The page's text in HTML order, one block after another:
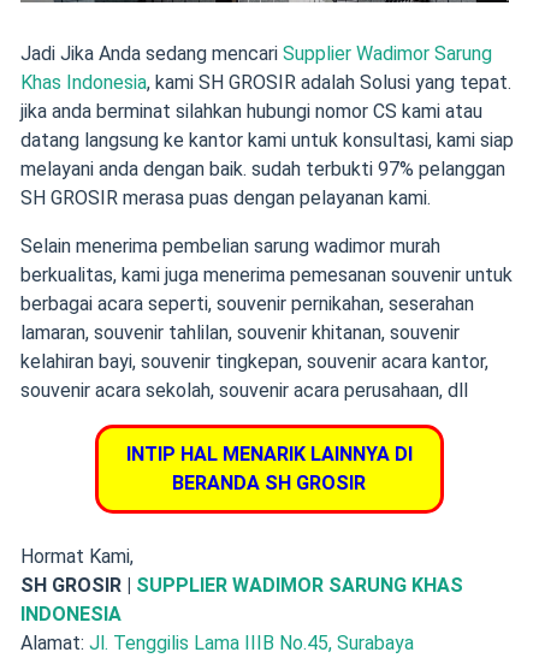
Jadi Jika Anda sedang mencari Supplier Wadimor Sarung
Khas Indonesia, kami SH GROSIR adalah Solusi yang tepat.
jika anda berminat silahkan hubungi nomor CS kami atau
datang langsung ke kantor kami untuk konsultasi, kami siap
melayani anda dengan baik. sudah terbukti 97% pelanggan
SH GROSIR merasa puas dengan pelayanan kami.
Selain menerima pembelian sarung wadimor murah
berkualitas, kami juga menerima pemesanan souvenir untuk
berbagai acara seperti, souvenir pernikahan, seserahan
lamaran, souvenir tahlilan, souvenir khitanan, souvenir
kelahiran bayi, souvenir tingkepan, souvenir acara kantor,
souvenir acara sekolah, souvenir acara perusahaan, dll
INTIP HAL MENARIK LAINNYA DI
BERANDA SH GROSIR
Hormat Kami,
SH GROSIR | SUPPLIER WADIMOR SARUNG KHAS
INDONESIA
Alamat: Jl. Tenggilis Lama IIIB No.45, Surabaya